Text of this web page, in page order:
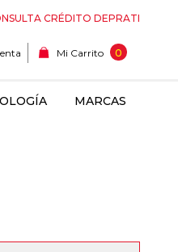
CRÉDITO DEPRATI
Mi Carrito 0
MARCAS